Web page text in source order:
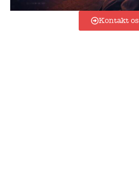
Kontakt os